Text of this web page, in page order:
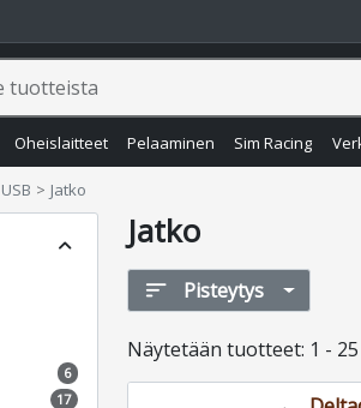
Oheislaitteet Pelaaminen Sim Racing
USB Jatko
expand_less
6
17
Jatko
sort Pisteytys
Näytetään tuotteet: 1 -